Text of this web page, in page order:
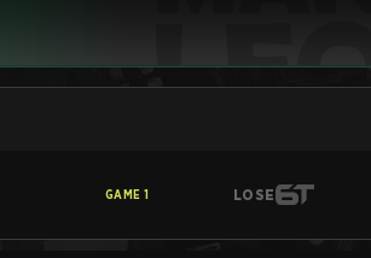
GAME 1 LOSE